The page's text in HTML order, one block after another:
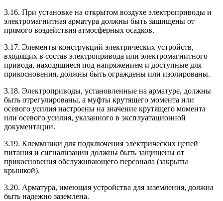
3.16. При установке на открытом воздухе электроприводы и
электромагнитная арматура должны быть защищены от
прямого воздействия атмосферных осадков.
3.17. Элементы конструкций электрических устройств,
входящих в состав электропривода или электромагнитного
привода, находящиеся под напряжением и доступные для
прикосновения, должны быть ограждены или изолированы.
3.18. Электроприводы, установленные на арматуре, должны
быть отрегулированы, а муфты крутящего момента или
осевого усилия настроены на значение крутящего момента
или осевого усилия, указанного в эксплуатационной
документации.
3.19. Клеммники для подключения электрических цепей
питания и сигнализации должны быть защищены от
прикосновения обслуживающего персонала (закрыты
крышкой).
3.20. Арматура, имеющая устройства для заземления, должна
быть надежно заземлена.